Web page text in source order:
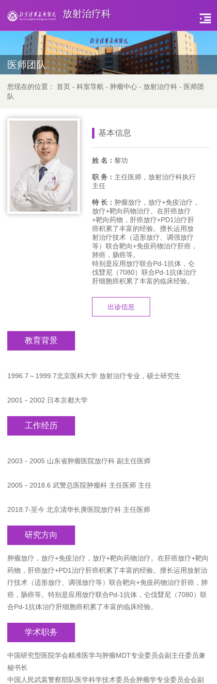
放射治疗科
医师团队
您现在的位置： 首页 - 科室导航 - 肿瘤中心 - 放射治疗科 - 医师团
队
基本信息
姓 名： 黎功
职 务： 主任医师，放射治疗科执行
主任
特 长： 肿瘤放疗，放疗+免疫治疗，
放疗+靶向药物治疗。在肝癌放疗
+靶向药物，肝癌放疗+PD1治疗肝
癌积累了丰富的经验。擅长运用放
射治疗技术（适形放疗、调强放疗
等）联合靶向+免疫药物治疗肝癌，
肺癌，肠癌等。
特别是应用放疗联合Pd-1抗体，仑
伐朁尼（7080）联合Pd-1抗体治疗
肝细胞癌积累了丰富的临床经验。
出诊信息
教育背景
1996.7～1999.7北京医科大学 放射治疗专业，硕士研究生
2001－2002 日本京都大学
工作经历
2003－2005 山东省肿瘤医院放疗科 副主任医师
2005－2018.6 武警总医院肿瘤科 主任医师 主任
2018.7-至今 北京清华长庚医院放疗科 主任医师
研究方向
肿瘤放疗，放疗+免疫治疗，放疗+靶向药物治疗。在肝癌放疗+靶向
药物，肝癌放疗+PD1治疗肝癌积累了丰富的经验。擅长运用放射治
疗技术（适形放疗、调强放疗等）联合靶向+免疫药物治疗肝癌，肺
癌，肠癌等。特别是应用放疗联合Pd-1抗体，仑伐朁尼（7080）联
合Pd-1抗体治疗肝细胞癌积累了丰富的临床经验。
学术职务
中国研究型医院学会精准医学与肿瘤MDT专业委员会副主任委员兼
秘书长
中国人民武装警察部队医学科学技术委员会肿瘤学专业委员会会副